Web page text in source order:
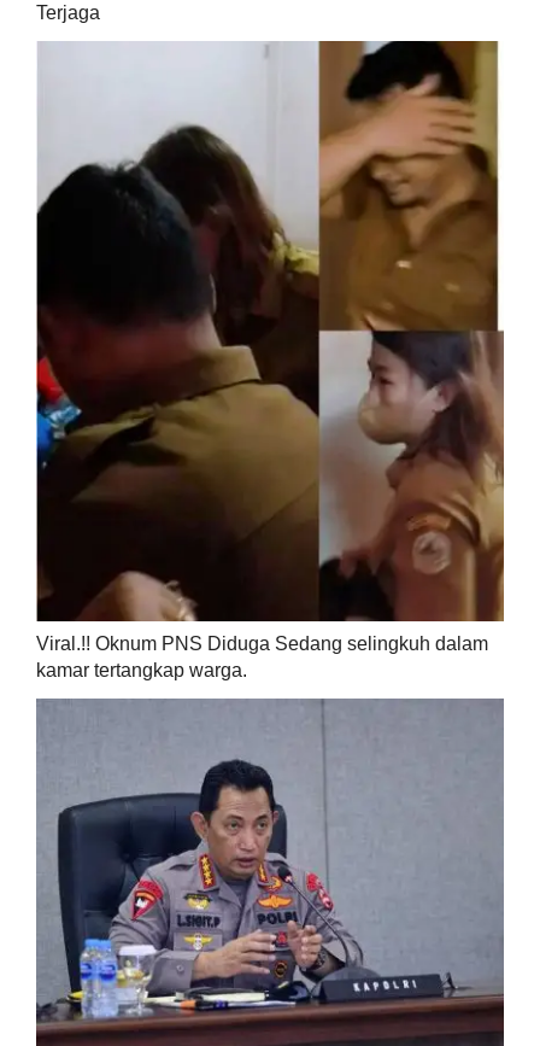
Terjaga
Viral.!! Oknum PNS Diduga Sedang selingkuh dalam
kamar tertangkap warga.